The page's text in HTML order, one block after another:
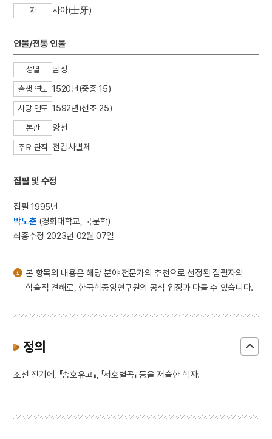
2 농악
4
5 격음
6 단종실록
7 여수·순천 10·19사건
8 가갸날
자 사아(士牙)
인물/전통 인물
성별 남성
출생 연도 1520년(중종 15)
사망 연도 1592년(선조 25)
본관 양천
주요 관직 전감사별제
집필 및 수정
집필 1995년
박노춘 (경희대학교, 국문학)
최종수정 2023년 02월 07일
본 항목의 내용은 해당 분야 전문가의 추천으로 선정된 집필자의
학술적 견해로, 한국학중앙연구원의 공식 입장과 다를 수 있습니다.
정의
조선 전기에, 『송호유고』, 「서호별곡」 등을 저술한 학자.